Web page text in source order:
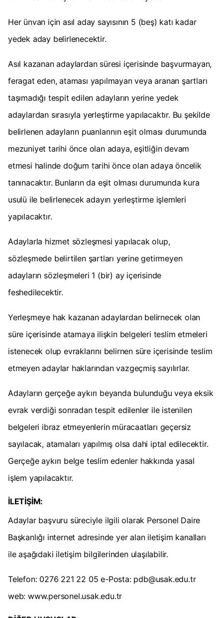
Her ünvan için asıl aday sayısının 5 (beş) katı kadar
yedek aday belirlenecektir.
Asıl kazanan adaylardan süresi içerisinde başvurmayan,
feragat eden, ataması yapılmayan veya aranan şartları
taşımadığı tespit edilen adayların yerine yedek
adaylardan sırasıyla yerleştirme yapılacaktır. Bu şekilde
belirlenen adayların puanlarının eşit olması durumunda
mezuniyet tarihi önce olan adaya, eşitliğin devam
etmesi halinde doğum tarihi önce olan adaya öncelik
tanınacaktır. Bunların da eşit olması durumunda kura
usulü ile belirlenecek adayın yerleştirme işlemleri
yapılacaktır.
Adaylarla hizmet sözleşmesi yapılacak olup,
sözleşmede belirtilen şartları yerine getirmeyen
adayların sözleşmeleri 1 (bir) ay içerisinde
feshedilecektir.
Yerleşmeye hak kazanan adaylardan belirnecek olan
süre içerisinde atamaya ilişkin belgeleri teslim etmeleri
istenecek olup evraklarını belirnen süre içerisinde teslim
etmeyen adaylar haklarından vazgeçmiş sayılırlar.
Adayların gerçeğe aykırı beyanda bulunduğu veya eksik
evrak verdiği sonradan tespit edilenler ile istenilen
belgeleri ibraz etmeyenlerin müracaatları geçersiz
sayılacak, atamaları yapılmış olsa dahi iptal edilecektir.
Gerçeğe aykırı belge teslim edenler hakkında yasal
işlem yapılacaktır.
İLETİŞİM:
Adaylar başvuru süreciyle ilgili olarak Personel Daire
Başkanlığı internet adresinde yer alan iletişim kanalları
ile aşağıdaki iletişim bilgilerinden ulaşılabilir.
Telefon: 0276 221 22 05 e-Posta: pdb@usak.edu.tr
web: www.personel.usak.edu.tr